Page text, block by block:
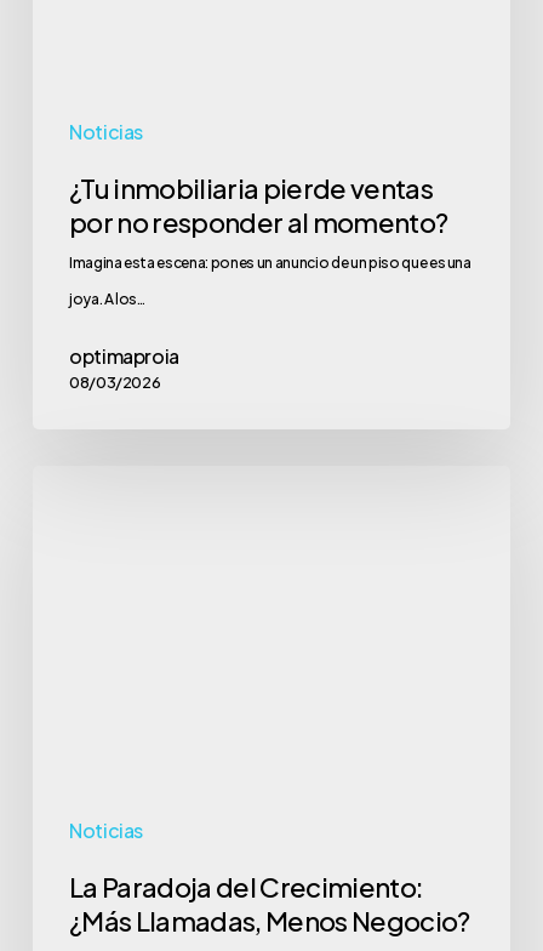
Noticias
¿Tu inmobiliaria pierde ventas
por no responder al momento?
Imagina esta escena: pones un anuncio de un piso que es una
joya. A los…
optimaproia
08/03/2026
Noticias
La Paradoja del Crecimiento:
¿Más Llamadas, Menos Negocio?